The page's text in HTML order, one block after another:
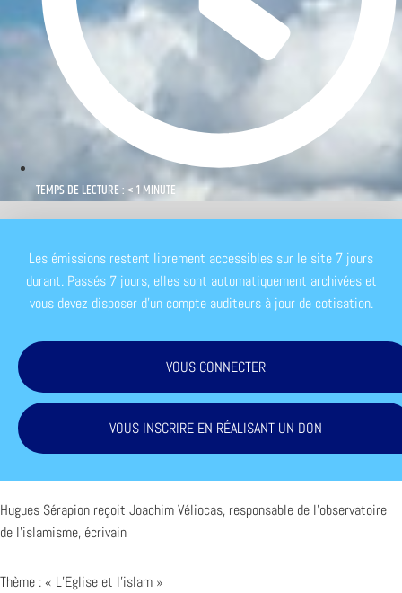
TEMPS DE LECTURE : < 1 MINUTE
Les émissions restent librement accessibles sur le site 7 jours
durant. Passés 7 jours, elles sont automatiquement archivées et
vous devez disposer d'un compte auditeurs à jour de cotisation.
VOUS CONNECTER
VOUS INSCRIRE EN RÉALISANT UN DON
Hugues Sérapion reçoit Joachim Véliocas, responsable de l’observatoire
de l’islamisme, écrivain
Thème : « L’Eglise et l’islam »